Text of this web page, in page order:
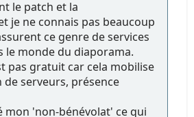
le patch et la
je ne connais pas beaucoup
ce genre de services
le monde du diaporama.
pas gratuit car cela mobilise
serveurs, présence
mon 'non-bénévolat' ce qui